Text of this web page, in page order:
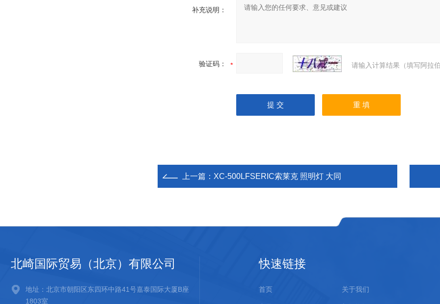
补充说明：
验证码： 请输入计算结果（填写阿拉
上一篇： XC-500LFSERIC索莱克 照明灯 大同
北崎国际贸易（北京）有限公司
地址：北京市朝阳区东四环中路41号嘉泰国际大厦B座
1803室
快速链接
首页 关于我们